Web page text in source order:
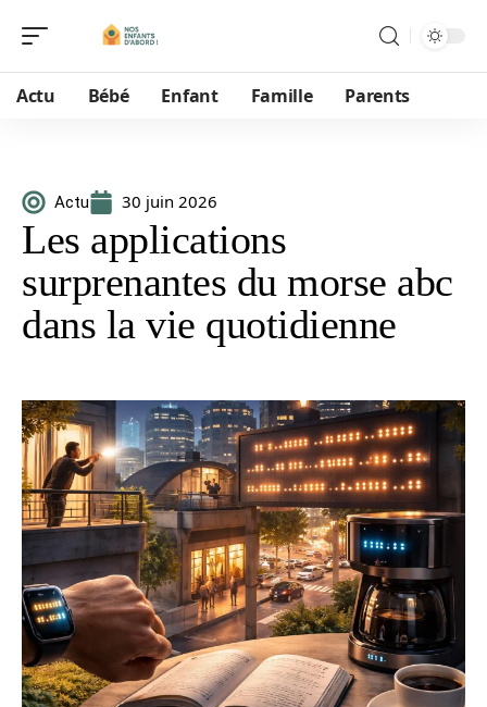
Actu Bébé Enfant Famille Parents
Actu 30 juin 2026
Les applications
surprenantes du morse abc
dans la vie quotidienne